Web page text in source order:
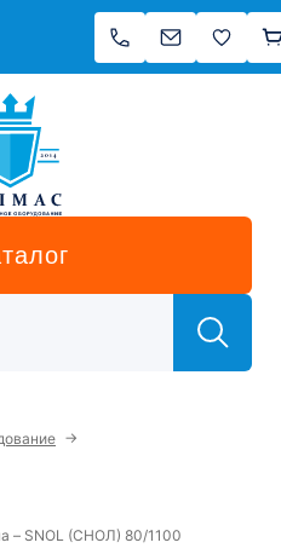
→
– SNOL (СНОЛ) 80/1100